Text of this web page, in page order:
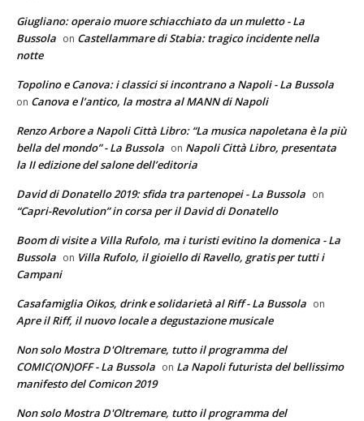
Giugliano: operaio muore schiacchiato da un muletto - La
Bussola on Castellammare di Stabia: tragico incidente nella
notte
Topolino e Canova: i classici si incontrano a Napoli - La Bussola
on Canova e l’antico, la mostra al MANN di Napoli
Renzo Arbore a Napoli Città Libro: “La musica napoletana è la più
bella del mondo” - La Bussola on Napoli Città Libro, presentata
la II edizione del salone dell’editoria
David di Donatello 2019: sfida tra partenopei - La Bussola on
“Capri-Revolution” in corsa per il David di Donatello
Boom di visite a Villa Rufolo, ma i turisti evitino la domenica - La
Bussola on Villa Rufolo, il gioiello di Ravello, gratis per tutti i
Campani
Casafamiglia Oikos, drink e solidarietà al Riff - La Bussola on
Apre il Riff, il nuovo locale a degustazione musicale
Non solo Mostra D'Oltremare, tutto il programma del
COMIC(ON)OFF - La Bussola on La Napoli futurista del bellissimo
manifesto del Comicon 2019
Non solo Mostra D'Oltremare, tutto il programma del